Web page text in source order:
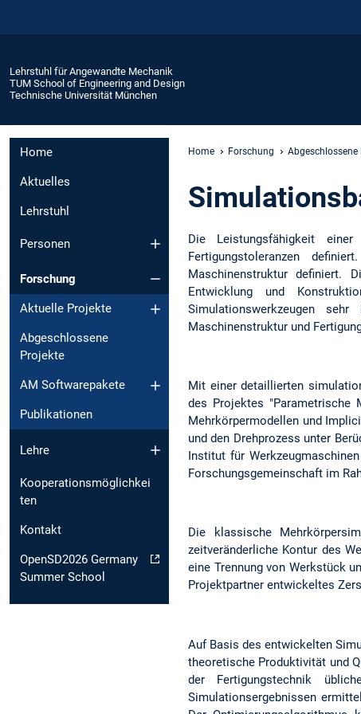
Lehrstuhl für Angewandte Mechanik
TUM School of Engineering and Design
Technische Universität München
Home
Aktuelles
Lehrstuhl
Personen
Forschung
Aktuelle Projekte
Abgeschlossene
Projekte
AM Softwarepakete
Publikationen
Lehre
Kooperationsmöglichkei
ten
Kontakt
OpenSD2026 Germany
Summer School
Home Forschung Abgeschlossene
Die Leistungsfähigkeit
Fertigungstoleranzen
Maschinenstruktur definiert.
Entwicklung und
Simulationswerkzeugen
Maschinenstruktur und
Mit einer detaillierten
des Projektes "Parametrische
Mehrkörpermodellen und
und den Drehprozess unter
Institut für
Forschungsgemeinschaft im
Die klassische
zeitveränderliche Kontur des
eine Trennung von Werkstück
Projektpartner entwickeltes
Auf Basis des entwickelten
theoretische Produktivität und
der Fertigungstechnik
Simulationsergebnissen